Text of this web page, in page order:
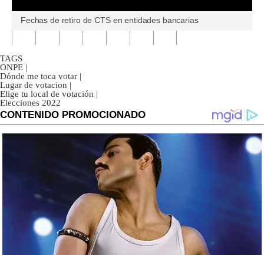
seconds
of
0
Fechas de retiro de CTS en entidades bancarias
TAGS
ONPE |
Dónde me toca votar |
Lugar de votacion |
Elige tu local de votación |
Elecciones 2022